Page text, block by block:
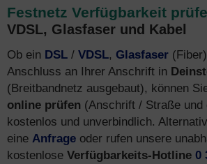
Festnetz Verfügbarkeit
VDSL, Glasfaser und Kabel
Ob ein DSL / VDSL, Glasfaser
Anschluss an Ihrer Anschrift in
(Breitbandnetz ausgebaut), können
online prüfen (Anschrift / Straße und
kostenlos und unverbindlich.
eine Anfrage oder rufen unsere
kostenlose Verfügbarkeits-Hotline 0